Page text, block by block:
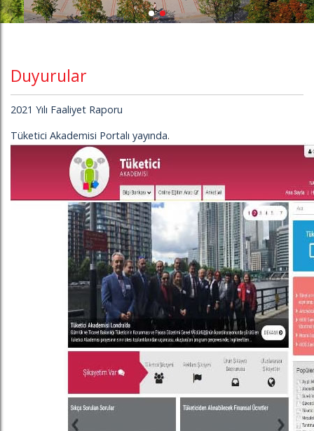
Duyurular
2021 Yılı Faaliyet Raporu
Tüketici Akademisi Portalı yayında.